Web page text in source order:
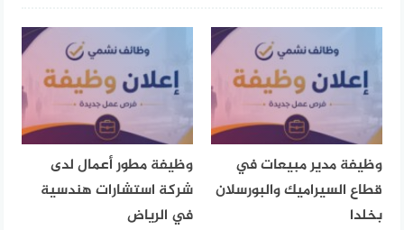
وظيفة مدير مبيعات في
قطاع السيراميك والبورسلان
بخلدا
وظيفة مطور أعمال لدى
شركة استشارات هندسية
في الرياض